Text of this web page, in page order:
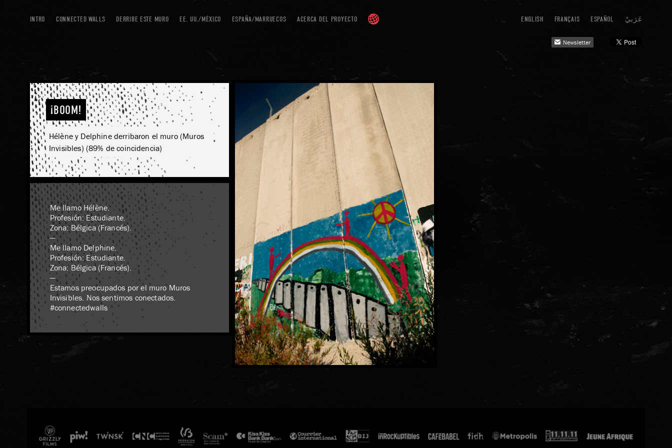
ENGLISH FRANÇAIS ESPAÑOL عَرَبيْ INTRO CONNECTED WALLS DERRIBE ESTE MURO EE. UU./MÉXICO ESPAÑA/MARRUECOS ACERCA DEL PROYECTO
mail Newsletter
¡BOOM!
Hélène y Delphine derribaron el muro (Muros
Invisibles) (89% de coincidencia)
Me llamo Hélène.
Profesión: Estudiante.
Zona: Bélgica (Francés).
—
Me llamo Delphine.
Profesión: Estudiante.
Zona: Bélgica (Francés).
—
Estamos preocupados por el muro Muros
Invisibles. Nos sentimos conectados.
#connectedwalls